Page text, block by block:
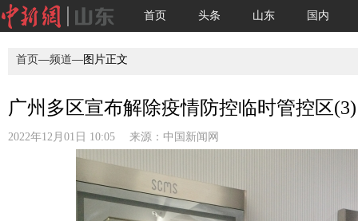
首页 头条 山东 国内
首页—频道—图片正文
广州多区宣布解除疫情防控临时管控区(3)
2022年12月01日 10:05 来源： 中国新闻网